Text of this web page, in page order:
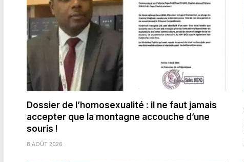
Dossier de l’homosexualité : il ne faut jamais
accepter que la montagne accouche d’une
souris !
8 AOÛT 2026